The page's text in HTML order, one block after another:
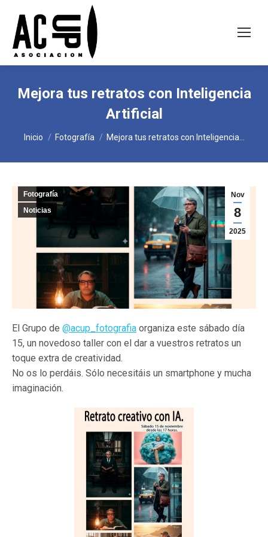
Mejora tus retratos con Inteligencia
Artificial
Estás aquí:
Inicio Fotografía Mejora tus retratos con Inteligencia…
Nov
8
2025
Fotografía
Noticias
El Grupo de @acup_fotografia organiza este sábado día
15, un novedoso taller con el dar a vuestros retratos un
toque extra de creatividad.
No os lo perdáis. Sólo necesitáis un smartphone y mucha
imaginación.